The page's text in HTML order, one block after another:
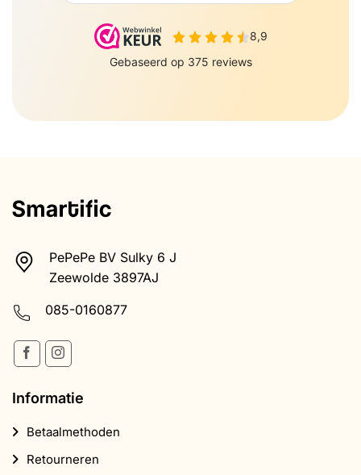
PePePe BV Sulky 6 J
Zeewolde 3897AJ
085-0160877
Informatie
Betaalmethoden
Retourneren